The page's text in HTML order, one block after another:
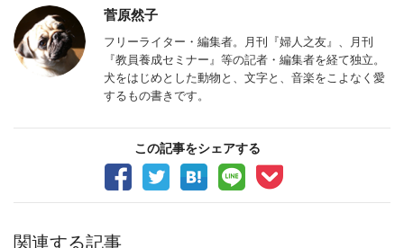
菅原然子
フリーライター・編集者。月刊『婦人之友』、月刊
『教員養成セミナー』等の記者・編集者を経て独立。
犬をはじめとした動物と、文字と、音楽をこよなく愛
するもの書きです。
この記事をシェアする
関連する記事